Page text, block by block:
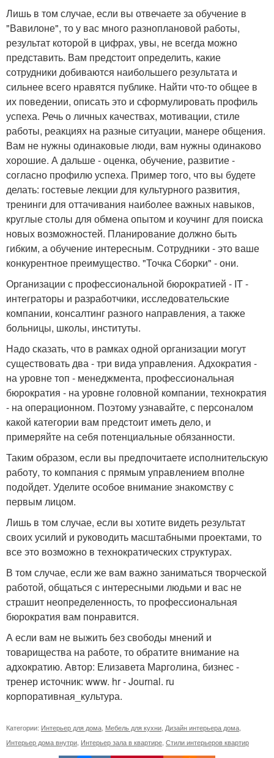
Лишь в том случае, если вы отвечаете за обучение в
"Вавилоне", то у вас много разноплановой работы,
результат которой в цифрах, увы, не всегда можно
представить. Вам предстоит определить, какие
сотрудники добиваются наибольшего результата и
сильнее всего нравятся публике. Найти что-то общее в
их поведении, описать это и сформулировать профиль
успеха. Речь о личных качествах, мотивации, стиле
работы, реакциях на разные ситуации, манере общения.
Вам не нужны одинаковые люди, вам нужны одинаково
хорошие. А дальше - оценка, обучение, развитие -
согласно профилю успеха. Пример того, что вы будете
делать: гостевые лекции для культурного развития,
тренинги для оттачивания наиболее важных навыков,
круглые столы для обмена опытом и коучинг для поиска
новых возможностей. Планирование должно быть
гибким, а обучение интересным. Сотрудники - это ваше
конкурентное преимущество. "Точка Сборки" - они.
Организации с профессиональной бюрократией - IT -
интеграторы и разработчики, исследовательские
компании, консалтинг разного направления, а также
больницы, школы, институты.
Надо сказать, что в рамках одной организации могут
существовать два - три вида управления. Адхократия -
на уровне топ - менеджмента, профессиональная
бюрократия - на уровне головной компании, технократия
- на операционном. Поэтому узнавайте, с персоналом
какой категории вам предстоит иметь дело, и
примеряйте на себя потенциальные обязанности.
Таким образом, если вы предпочитаете исполнительскую
работу, то компания с прямым управлением вполне
подойдет. Уделите особое внимание знакомству с
первым лицом.
Лишь в том случае, если вы хотите видеть результат
своих усилий и руководить масштабными проектами, то
все это возможно в технократических структурах.
В том случае, если же вам важно заниматься творческой
работой, общаться с интересными людьми и вас не
страшит неопределенность, то профессиональная
бюрократия вам понравится.
А если вам не выжить без свободы мнений и
товарищества на работе, то обратите внимание на
адхократию. Автор: Елизавета Марголина, бизнес -
тренер источник: www. hr - Journal. ru
корпоративная_культура.
Категории: Интерьер для дома Мебель для кухни Дизайн интерьера дома
Интерьер дома внутри Интерьер зала в квартире Стили интерьеров квартир